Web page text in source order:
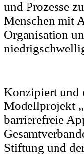
und Prozesse
Menschen mit
Organisation
Konzipiert und
Modellprojekt
barrierefreie
Stiftung und